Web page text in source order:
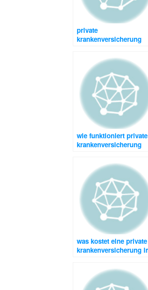
private
krankenversicherung
wie funktioniert private
krankenversicherung
was kostet eine private
krankenversicherung